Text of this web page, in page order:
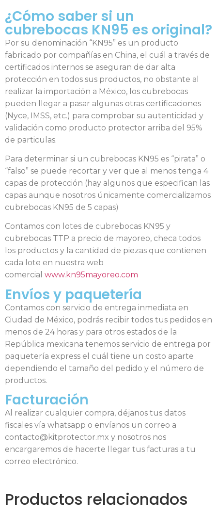
¿Cómo saber si un
cubrebocas KN95 es original?
Por su denominación “KN95” es un producto
fabricado por compañías en China, el cuál a través de
certificados internos se aseguran de dar alta
protección en todos sus productos, no obstante al
realizar la importación a México, los cubrebocas
pueden llegar a pasar algunas otras certificaciones
(Nyce, IMSS, etc.) para comprobar su autenticidad y
validación como producto protector arriba del 95%
de particulas.
Para determinar si un cubrebocas KN95 es “pirata” o
“falso” se puede recortar y ver que al menos tenga 4
capas de protección (hay algunos que especifican las
capas aunque nosotros únicamente comercializamos
cubrebocas KN95 de 5 capas)
Contamos con lotes de cubrebocas KN95 y
cubrebocas TTP a precio de mayoreo, checa todos
los productos y la cantidad de piezas que contienen
cada lote en nuestra web
comercial www.kn95mayoreo.com
Envíos y paquetería
Contamos con servicio de entrega inmediata en
Ciudad de México, podrás recibir todos tus pedidos en
menos de 24 horas y para otros estados de la
República mexicana tenemos servicio de entrega por
paquetería express el cuál tiene un costo aparte
dependiendo el tamaño del pedido y el número de
productos.
Facturación
Al realizar cualquier compra, déjanos tus datos
fiscales vía whatsapp o envíanos un correo a
contacto@kitprotector.mx y nosotros nos
encargaremos de hacerte llegar tus facturas a tu
correo electrónico.
Productos relacionados